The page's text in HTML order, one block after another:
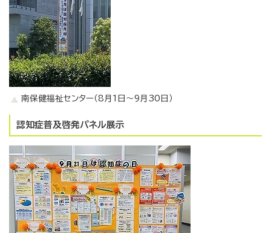
南保健福祉センター（8月1日～9月30日）
認知症普及啓発パネル展示